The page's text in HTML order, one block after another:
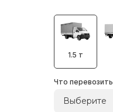
1.5 т
Что перевозить
Выберите